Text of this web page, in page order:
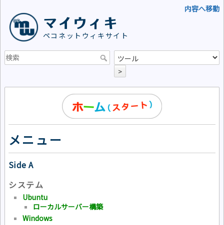
内容へ移動
マイウィキ
ペコネットウィキサイト
>
メニュー
Side A
システム
Ubuntu
ローカルサーバー構築
Windows